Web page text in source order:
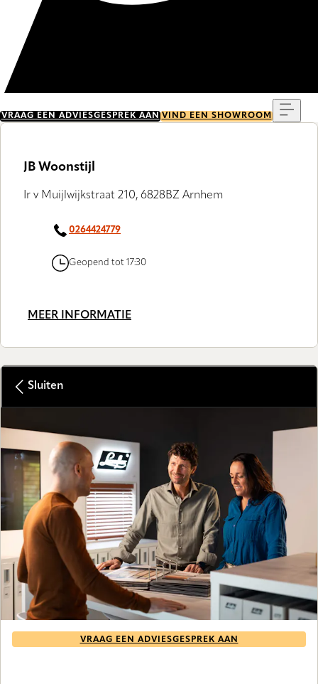
VRAAG EEN ADVIESGESPREK AAN VIND EEN SHOWROOM
JB Woonstijl
Ir v Muijlwijkstraat 210, 6828BZ Arnhem
0264424779
Geopend tot 17:30
MEER INFORMATIE
Sluiten
VRAAG EEN ADVIESGESPREK AAN